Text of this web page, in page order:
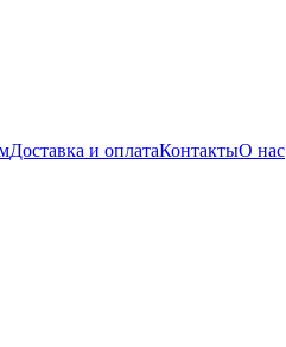
Доставка и оплатаКонтактыО нас